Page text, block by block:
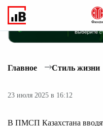
Главное Стиль жизни
23 июля 2025 в 16:12
В ПМСП Казахстана